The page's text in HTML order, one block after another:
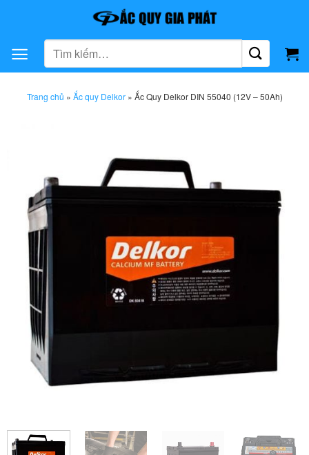
dung
Tìm
kiếm:
Trang chủ » Ắc quy Delkor» Ắc Quy Delkor DIN 55040 (12V – 50Ah)